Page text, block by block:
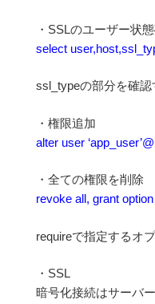
・SSLのユーザー状
select
ssl_typeの部分を確認
・権限追加
alter user
・全ての権限を削除
revoke all, grant option
requireで指定するオ
・SSL
暗号化接続はサーバ